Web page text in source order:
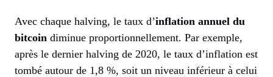
Avec chaque halving, le taux d’inflation annuel du
bitcoin diminue proportionnellement. Par exemple,
après le dernier halving de 2020, le taux d’inflation est
tombé autour de 1,8 %, soit un niveau inférieur à celui